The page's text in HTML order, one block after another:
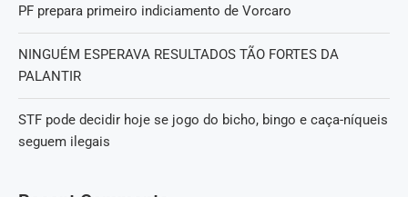
PF prepara primeiro indiciamento de Vorcaro
NINGUÉM ESPERAVA RESULTADOS TÃO FORTES DA
PALANTIR
STF pode decidir hoje se jogo do bicho, bingo e caça-níqueis
seguem ilegais